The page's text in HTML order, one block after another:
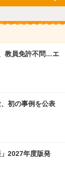
教員免許不問…エ
初の事例を公表
2027年度版発